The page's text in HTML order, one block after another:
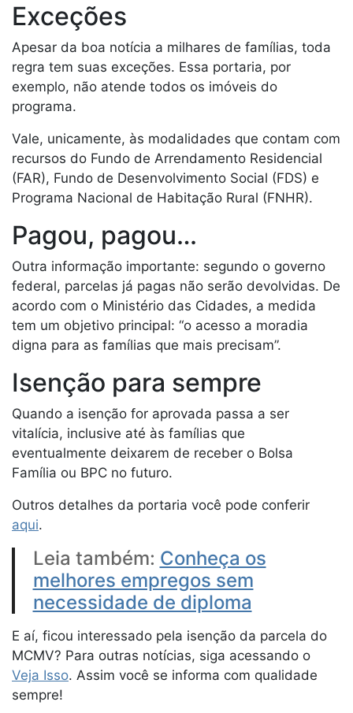
Exceções
Apesar da boa notícia a milhares de famílias, toda
regra tem suas exceções. Essa portaria, por
exemplo, não atende todos os imóveis do
programa.
Vale, unicamente, às modalidades que contam com
recursos do Fundo de Arrendamento Residencial
(FAR), Fundo de Desenvolvimento Social (FDS) e
Programa Nacional de Habitação Rural (FNHR).
Pagou, pagou…
Outra informação importante: segundo o governo
federal, parcelas já pagas não serão devolvidas. De
acordo com o Ministério das Cidades, a medida
tem um objetivo principal: “o acesso a moradia
digna para as famílias que mais precisam”.
Isenção para sempre
Quando a isenção for aprovada passa a ser
vitalícia, inclusive até às famílias que
eventualmente deixarem de receber o Bolsa
Família ou BPC no futuro.
Outros detalhes da portaria você pode conferir
aqui.
Leia também: Conheça os
melhores empregos sem
necessidade de diploma
E aí, ficou interessado pela isenção da parcela do
MCMV? Para outras notícias, siga acessando o
Veja Isso. Assim você se informa com qualidade
sempre!